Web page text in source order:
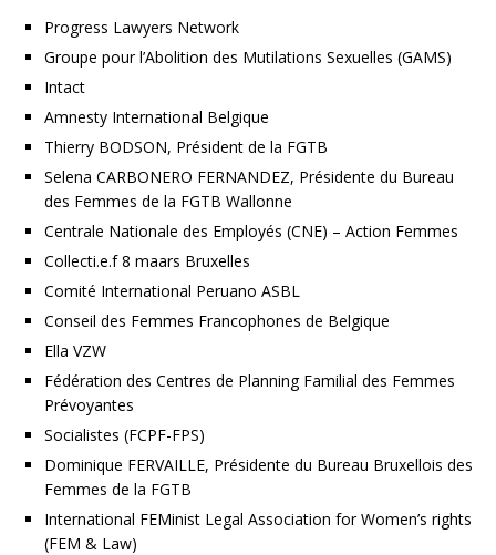
Progress Lawyers Network
Groupe pour l’Abolition des Mutilations Sexuelles (GAMS)
Intact
Amnesty International Belgique
Thierry BODSON, Président de la FGTB
Selena CARBONERO FERNANDEZ, Présidente du Bureau
des Femmes de la FGTB Wallonne
Centrale Nationale des Employés (CNE) – Action Femmes
Collecti.e.f 8 maars Bruxelles
Comité International Peruano ASBL
Conseil des Femmes Francophones de Belgique
Ella VZW
Fédération des Centres de Planning Familial des Femmes
Prévoyantes
Socialistes (FCPF-FPS)
Dominique FERVAILLE, Présidente du Bureau Bruxellois des
Femmes de la FGTB
International FEMinist Legal Association for Women’s rights
(FEM & Law)